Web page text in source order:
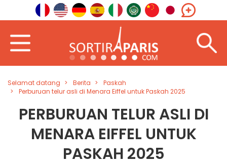
Selamat datang Berita
Paskah
Perburuan telur asli di Menara Eiffel untuk Paskah 2025
PERBURUAN TELUR ASLI DI
MENARA EIFFEL UNTUK
PASKAH 2025